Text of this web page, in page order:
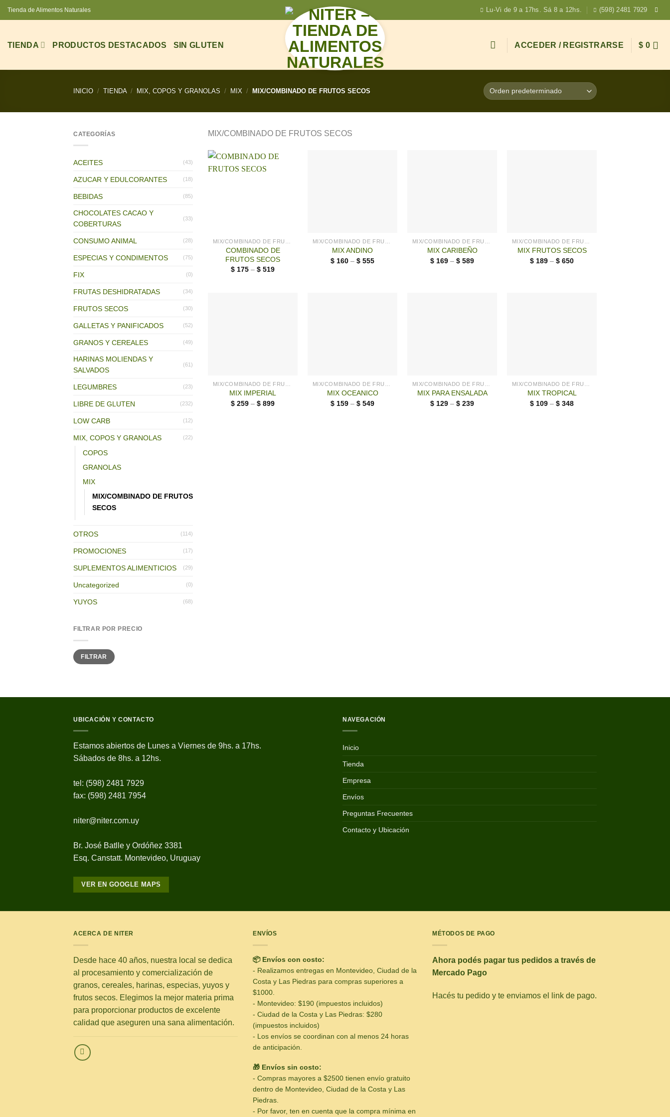
Saltar
al
Tienda de Alimentos Naturales Lu-Vi de 9 a 17hs. Sá 8 a 12hs. (598) 2481 7929
TIENDA PRODUCTOS DESTACADOS SIN GLUTEN ACCEDER / REGISTRARSE $ 0
INICIO / TIENDA / MIX, COPOS Y GRANOLAS / MIX / MIX/COMBINADO DE FRUTOS SECOS
CATEGORÍAS
ACEITES (43)
AZUCAR Y EDULCORANTES (18)
BEBIDAS (85)
CHOCOLATES CACAO Y
COBERTURAS
(33)
CONSUMO ANIMAL (28)
ESPECIAS Y CONDIMENTOS (75)
FIX (0)
FRUTAS DESHIDRATADAS (34)
FRUTOS SECOS (30)
GALLETAS Y PANIFICADOS (52)
GRANOS Y CEREALES (49)
HARINAS MOLIENDAS Y
SALVADOS
(61)
LEGUMBRES (23)
LIBRE DE GLUTEN (232)
LOW CARB (12)
MIX, COPOS Y GRANOLAS (22)
COPOS
GRANOLAS
MIX
MIX/COMBINADO DE FRUTOS
SECOS
OTROS (114)
PROMOCIONES (17)
SUPLEMENTOS ALIMENTICIOS (29)
Uncategorized (0)
YUYOS (68)
FILTRAR POR PRECIO
Precio
mínimo
Precio
máximo
FILTRAR
MIX/COMBINADO DE FRUTOS SECOS
COMBINADO DE
FRUTOS SECOS
$ 175 – $ 519
MIX ANDINO
$ 160 – $ 555
MIX CARIBEÑO
$ 169 – $ 589
MIX FRUTOS SECOS
$ 189 – $ 650
MIX IMPERIAL
$ 259 – $ 899
MIX OCEANICO
$ 159 – $ 549
MIX PARA ENSALADA
$ 129 – $ 239
MIX TROPICAL
$ 109 – $ 348
UBICACIÓN Y CONTACTO
Estamos abiertos de Lunes a Viernes de 9hs. a 17hs.
Sábados de 8hs. a 12hs.
tel: (598) 2481 7929
fax: (598) 2481 7954
niter@niter.com.uy
Br. José Batlle y Ordóñez 3381
Esq. Canstatt. Montevideo, Uruguay
VER EN GOOGLE MAPS
NAVEGACIÓN
Inicio
Tienda
Empresa
Envíos
Preguntas Frecuentes
Contacto y Ubicación
ACERCA DE NITER
Desde hace 40 años, nuestra local se dedica
al procesamiento y comercialización de
granos, cereales, harinas, especias, yuyos y
frutos secos. Elegimos la mejor materia prima
para proporcionar productos de excelente
calidad que aseguren una sana alimentación.
ENVÍOS
📦 Envíos con costo:
- Realizamos entregas en Montevideo, Ciudad de la
Costa y Las Piedras para compras superiores a
$1000.
- Montevideo: $190 (impuestos incluidos)
- Ciudad de la Costa y Las Piedras: $280
(impuestos incluidos)
- Los envíos se coordinan con al menos 24 horas
de anticipación.
🎁 Envíos sin costo:
- Compras mayores a $2500 tienen envío gratuito
dentro de Montevideo, Ciudad de la Costa y Las
Piedras.
- Por favor, ten en cuenta que la compra mínima en
MÉTODOS DE PAGO
Ahora podés pagar tus pedidos a través de
Mercado Pago
Hacés tu pedido y te enviamos el link de pago.